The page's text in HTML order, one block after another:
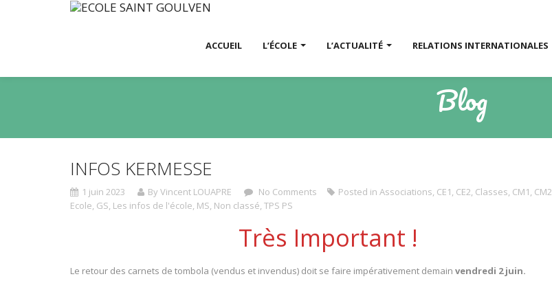
ACCUEIL L’ÉCOLE L’ACTUALITÉ RELATIONS INTERNATIONALES
Blog
INFOS KERMESSE
1 juin 2023 By Vincent LOUAPRE No Comments Posted in Associations, CE1, CE2, Classes, CM1, CM2
Ecole, GS, Les infos de l'école, MS, Non classé, TPS PS
Très Important !
Le retour des carnets de tombola (vendus et invendus) doit se faire impérativement demain vendredi 2 juin.